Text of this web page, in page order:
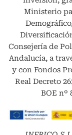
Ministerio
Consejería de
Andalucía, a
y con Fondos
Real Decreto
BOE nº